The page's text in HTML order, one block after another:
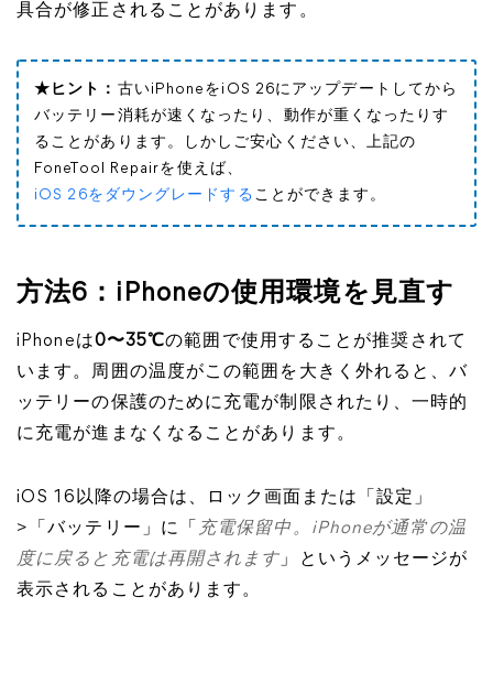
具合が修正されることがあります。
★ヒント： 古いiPhoneをiOS 26にアップデートしてから
バッテリー消耗が速くなったり、動作が重くなったりす
ることがあります。しかしご安心ください、上記の
FoneTool Repairを使えば、
iOS 26をダウングレードする ことができます。
方法6：iPhoneの使用環境を見直す
iPhoneは0〜35℃の範囲で使用することが推奨されて
います。周囲の温度がこの範囲を大きく外れると、バ
ッテリーの保護のために充電が制限されたり、一時的
に充電が進まなくなることがあります。
iOS 16以降の場合は、ロック画面または「設定」
>「バッテリー」に「
充電保留中。iPhoneが通常の温
度に戻ると充電は再開されます 」というメッセージが
表示されることがあります。